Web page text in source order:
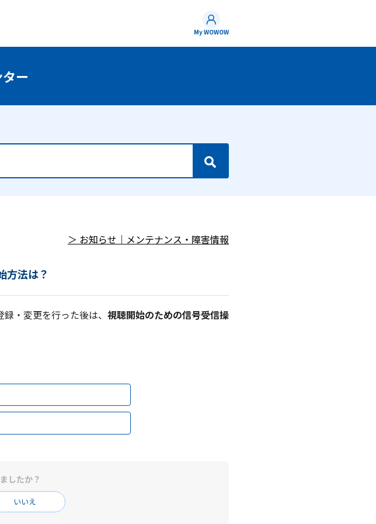
My WOWOW
方法は？
・変更を行った後は、 視聴開始のための信号受信操
したか？
いいえ